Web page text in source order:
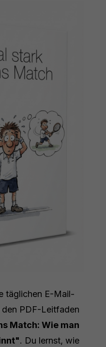
täglichen E-Mail-
PDF-Leitfaden
Match: Wie man
. Du lernst, wie